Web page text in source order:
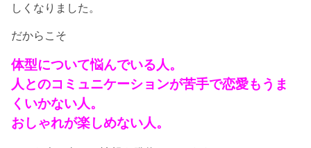
しくなりました。
だからこそ
体型について悩んでいる人。
人とのコミュニケーションが苦手で恋愛もうま
くいかない人。
おしゃれが楽しめない人。